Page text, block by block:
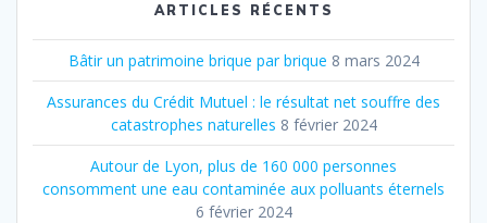
ARTICLES RÉCENTS
Bâtir un patrimoine brique par brique 8 mars 2024
Assurances du Crédit Mutuel : le résultat net souffre des
catastrophes naturelles 8 février 2024
Autour de Lyon, plus de 160 000 personnes
consomment une eau contaminée aux polluants éternels
6 février 2024